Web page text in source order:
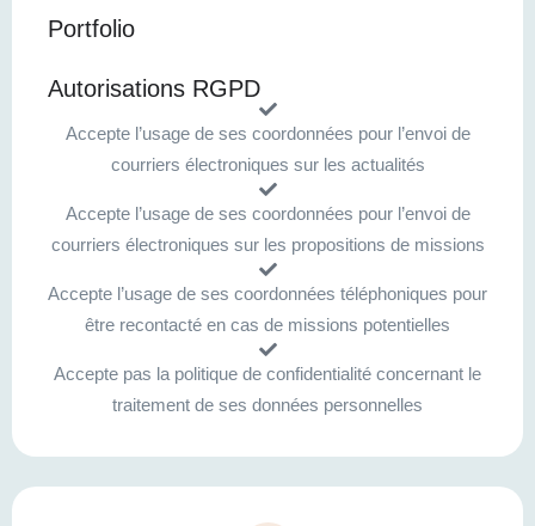
Portfolio
Autorisations RGPD
Accepte l’usage de ses coordonnées pour l’envoi de
courriers électroniques sur les actualités
Accepte l’usage de ses coordonnées pour l’envoi de
courriers électroniques sur les propositions de missions
Accepte l’usage de ses coordonnées téléphoniques pour
être recontacté en cas de missions potentielles
Accepte pas la politique de confidentialité concernant le
traitement de ses données personnelles